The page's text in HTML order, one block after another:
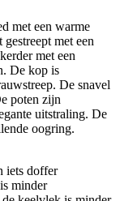
met een warme
met een
met een
De kop is
De snavel
poten zijn
uitstraling. De
oogring.
iets doffer
minder